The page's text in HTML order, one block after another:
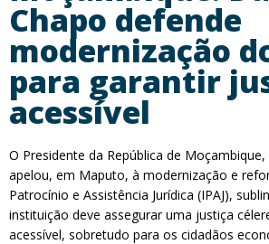
Chapo defende
modernização
para garantir
acessível
O Presidente da República de
apelou, em Maputo, à modernização e
Patrocínio e Assistência Jurídica (IPAJ),
instituição deve assegurar uma justiça
acessível, sobretudo para os cidadãos